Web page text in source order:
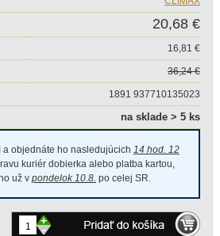
20,68 €
16,81 €
36,24 €
1891 937710135023
na sklade > 5 ks
a objednáte ho nasledujúcich 14 hod. 12
kuriér dobierka alebo platba kartou,
už v pondelok 10.8. po celej SR.
-
+